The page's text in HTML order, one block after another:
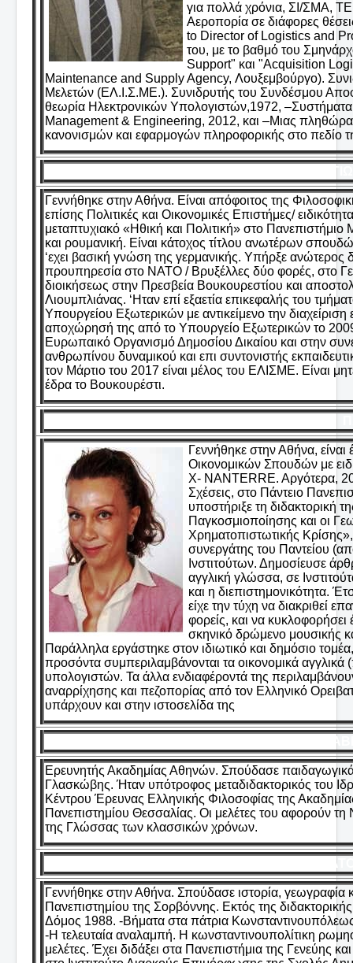
για πολλά χρόνια, ΣΙ/ΣΜΑ,
Αεροπορία σε διάφορες
to Director of Logistics and
του, με το βαθμό του
Support" και "Acquisition
Maintenance and Supply Agency, Λουξεμβούργο).
Μελετών (ΕΛ.Ι.Σ.ΜΕ.). Συνιδρυτής του Συνδέσμου
θεωρία Ηλεκτρονικών Υπολογιστών,1972,
Management & Engineering, 2012, και –Μιας
κανονισμών και εφαρμογών πληροφορικής στο πεδίο
Γεννήθηκε στην Αθήνα. Είναι απόφοιτος της
επίσης Πολιτικές και Οικονομικές Επιστήμες/
μεταπτυχιακό «Ηθική και Πολιτική» στο
και ρουμανική. Είναι κάτοχος τίτλου ανωτέρων
‘εχει βασική γνώση της γερμανικής. Υπήρξε
προυπηρεσία στο ΝΑΤΟ / Βρυξέλλες δύο φορές, στο
διοικήσεως στην Πρεσβεία Βουκουρεστίου και
Λιουμπλιάνας. ‘Ηταν επί εξαετία επικεφαλής του
Υπουργείου Εξωτερικών με αντικείμενο την
αποχώρησή της από το Υπουργείο Εξωτερικών το
Ευρωπαικό Οργανισμό Δημοσίου Δικαίου και στην
ανθρωπίνου δυναμικού και επι συντονιστής
τον Μάρτιο του 2017 είναι μέλος του ΕΛΙΣΜΕ. Είναι
έδρα το Βουκουρέστι.
Γεννήθηκε στην Αθήνα,
Οικονομικών Σπουδών με
X- NANTERRΕ. Αργότερα,
Σχέσεις, στο Πάντειο
υποστήριξε τη διδακτορική
Παγκοσμιοποίησης και οι
Χρηματοπιστωτικής
συνεργάτης του Παντείου
Ινστιτούτων. Δημοσίευσε
αγγλική γλώσσα, σε
και η διεπιστημονικότητα.
είχε την τύχη να διακριθεί
φορείς, και να κυκλοφορήσει
σκηνικό δρώμενο μουσικής
Παράλληλα εργάστηκε στον ιδιωτικό και δημόσιο
προσόντα συμπεριλαμβάνονται τα οικονομικά
υπολογιστών. Τα άλλα ενδιαφέροντά της
αναρρίχησης και πεζοπορίας από τον Ελληνικό
υπάρχουν και στην ιστοσελίδα της
Ερευνητής Ακαδημίας Αθηνών. Σπούδασε
Γλασκώβης. Ήταν υπότροφος μεταδιδακτορικός του
Κέντρου Έρευνας Ελληνικής Φιλοσοφίας της
Πανεπιστημίου Θεσσαλίας. Οι μελέτες του αφορούν τη
της Γλώσσας των κλασσικών χρόνων.
Γεννήθηκε στην Αθήνα. Σπούδασε ιστορία, γεωγραφία
Πανεπιστημίου της Σορβόννης. Εκτός της
Δόμος 1988. -Βήματα στα πάτρια
-Η τελευταία αναλαμπή. Η κωνσταντινουπολίτικη
μελέτες. Έχει διδάξει στα Πανεπιστήμια της Γενεύης